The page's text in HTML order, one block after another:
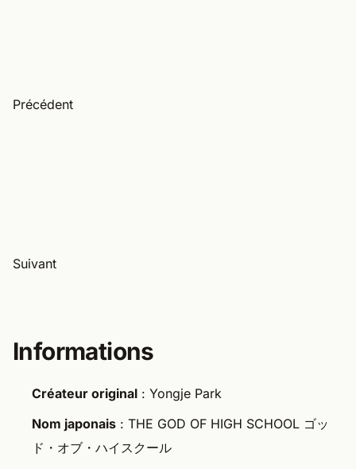
Précédent
Suivant
Informations
Créateur original : Yongje Park
Nom japonais : THE GOD OF HIGH SCHOOL ゴッ
ド・オブ・ハイスクール